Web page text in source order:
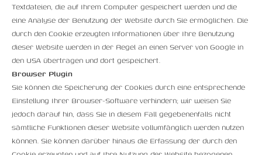
Textdateien, die auf Ihrem Computer gespeichert werden und die
eine Analyse der Benutzung der Website durch Sie ermöglichen. Die
durch den Cookie erzeugten Informationen über Ihre Benutzung
dieser Website werden in der Regel an einen Server von Google in
den USA übertragen und dort gespeichert.
Browser Plugin
Sie können die Speicherung der Cookies durch eine entsprechende
Einstellung Ihrer Browser-Software verhindern; wir weisen Sie
jedoch darauf hin, dass Sie in diesem Fall gegebenenfalls nicht
sämtliche Funktionen dieser Website vollumfänglich werden nutzen
können. Sie können darüber hinaus die Erfassung der durch den